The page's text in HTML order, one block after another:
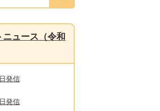
ュース（令和
発信
発信